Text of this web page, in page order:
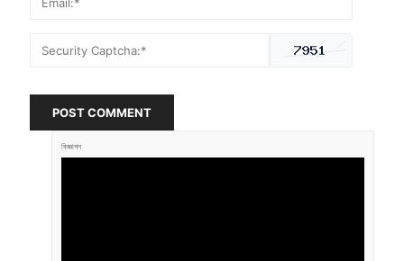
POST COMMENT
বিজ্ঞাপন